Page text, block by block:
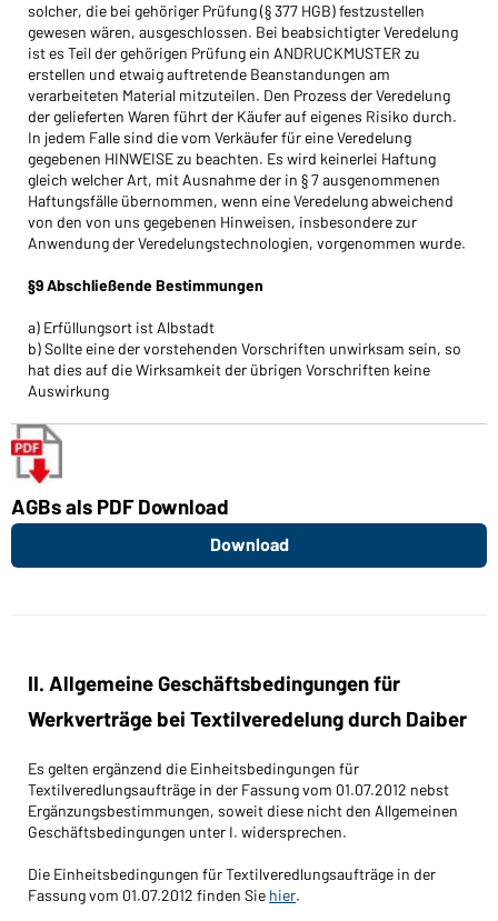
solcher, die bei gehöriger Prüfung (§ 377 HGB) festzustellen
gewesen wären, ausgeschlossen. Bei beabsichtigter Veredelung
ist es Teil der gehörigen Prüfung ein ANDRUCKMUSTER zu
erstellen und etwaig auftretende Beanstandungen am
verarbeiteten Material mitzuteilen. Den Prozess der Veredelung
der gelieferten Waren führt der Käufer auf eigenes Risiko durch.
In jedem Falle sind die vom Verkäufer für eine Verede­lung
gegebenen HINWEISE zu beachten. Es wird keinerlei Haftung
gleich welcher Art, mit Ausnahme der in § 7 ausgenommenen
Haftungsfälle übernommen, wenn eine Veredelung abweichend
von den von uns gegebenen Hinweisen, insbesondere zur
Anwendung der Veredelungstechnologien, vorgenommen wurde.
§9 Abschließende Bestimmungen
a) Erfüllungsort ist Albstadt
b) Sollte eine der vorstehenden Vorschriften unwirksam sein, so
hat dies auf die Wirksamkeit der übrigen Vorschriften keine
Auswirkung
AGBs als PDF Download
Download
II. Allgemeine Geschäftsbedingungen für
Werkverträge bei Textilveredelung durch Daiber
Es gelten ergänzend die Einheitsbedingungen für
Textilveredlungsaufträge in der Fassung vom 01.07.2012 nebst
Ergänzungsbestimmungen, soweit diese nicht den Allgemeinen
Geschäftsbedingungen unter I. widersprechen.
Die Einheitsbedingungen für Textilveredlungsaufträge in der
Fassung vom 01.07.2012 finden Sie hier.